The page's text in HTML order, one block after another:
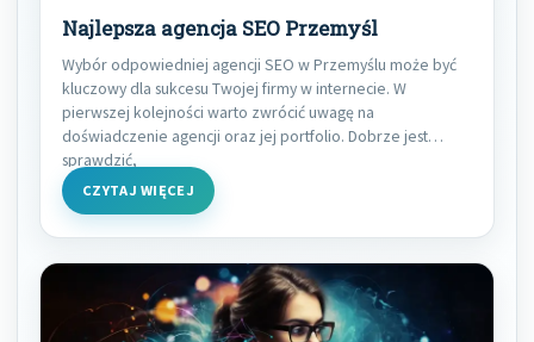
Najlepsza agencja SEO Przemyśl
Wybór odpowiedniej agencji SEO w Przemyślu może być
kluczowy dla sukcesu Twojej firmy w internecie. W
pierwszej kolejności warto zwrócić uwagę na
doświadczenie agencji oraz jej portfolio. Dobrze jest
sprawdzić,
CZYTAJ WIĘCEJ